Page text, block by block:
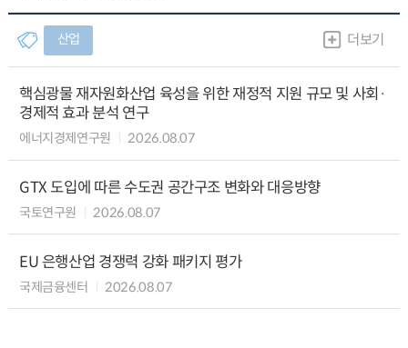
산업 더보기
핵심광물 재자원화산업 육성을 위한 재정적 지원 규모 및 사회·
경제적 효과 분석 연구
에너지경제연구원 2026.08.07
GTX 도입에 따른 수도권 공간구조 변화와 대응방향
국토연구원 2026.08.07
EU 은행산업 경쟁력 강화 패키지 평가
국제금융센터 2026.08.07